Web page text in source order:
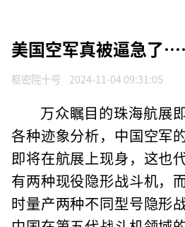
美国空军真被逼急了
枢密院十号 2024-11-04 09:31:05
万众瞩目的珠海航展
各种迹象分析，中国空军
即将在航展上现身，这也
有两种现役隐形战斗机，
时量产两种不同型号隐形